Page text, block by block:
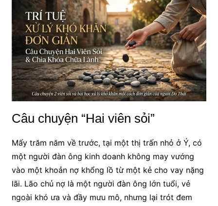
Câu chuyện “Hai viên sỏi”
Mấy trăm năm về trước, tại một thị trấn nhỏ ở Ý, có
một người đàn ông kinh doanh không may vướng
vào một khoản nợ khổng lồ từ một kẻ cho vay nặng
lãi. Lão chủ nợ là một người đàn ông lớn tuổi, vẻ
ngoài khó ưa và đầy mưu mô, nhưng lại trót đem